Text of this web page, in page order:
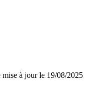
mise à jour le 19/08/2025